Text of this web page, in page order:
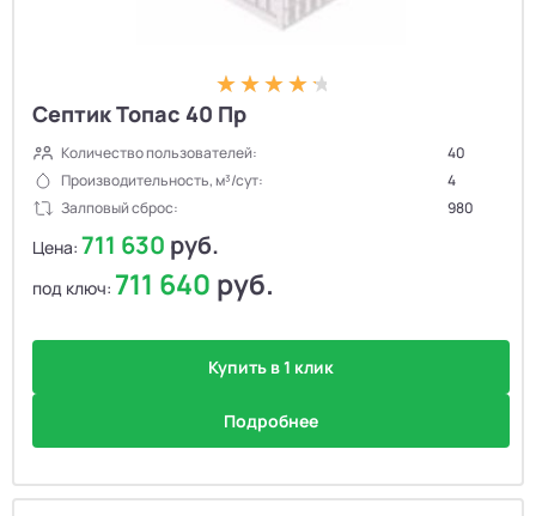
Септик Топас 40 Пр
Количество пользователей:
40
Производительность, м³/сут:
4
Залповый сброс:
980
Цена: 711 630 руб.
под ключ: 711 640 руб.
Купить в 1 клик
Подробнее